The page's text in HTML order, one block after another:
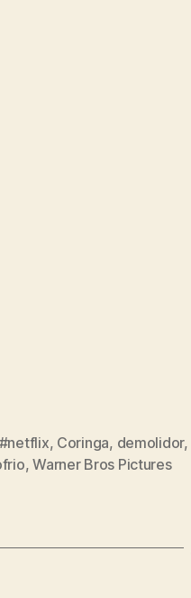
#netflix, Coringa, demolidor,
,Warner Bros Pictures